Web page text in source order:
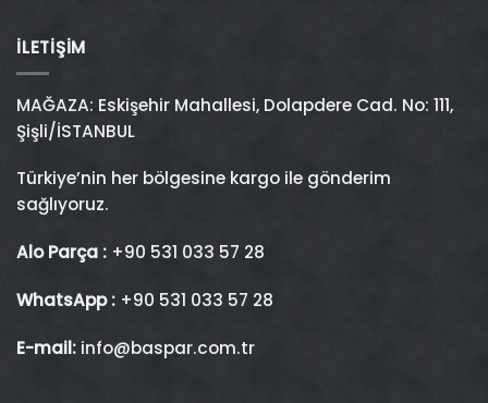
İLETIŞIM
MAĞAZA: Eskişehir Mahallesi, Dolapdere Cad. No: 111,
Şişli/İSTANBUL
Türkiye’nin her bölgesine kargo ile gönderim
sağlıyoruz.
Alo Parça : +90 531 033 57 28
WhatsApp : +90 531 033 57 28
E-mail: info@baspar.com.tr